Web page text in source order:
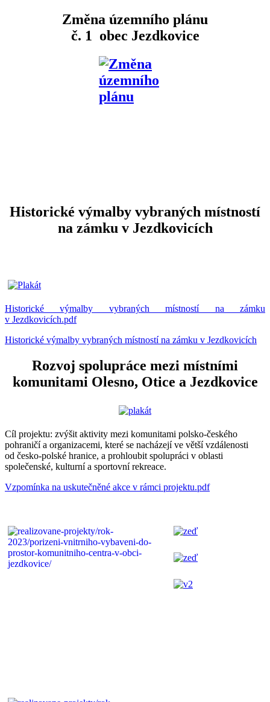
Změna územního plánu
č. 1 obec Jezdkovice
Historické výmalby vybraných místností
na zámku v Jezdkovicích
Historické výmalby vybraných místností na zámku
v Jezdkovicích.pdf
Historické výmalby vybraných místností na zámku v Jezdkovicích
Rozvoj spolupráce mezi místními
komunitami Olesno, Otice a Jezdkovice
Cíl projektu: zvýšit aktivity mezi komunitami polsko-českého
pohraničí a organizacemi, které se nacházejí ve větší vzdálenosti
od česko-polské hranice, a prohloubit spolupráci v oblasti
společenské, kulturní a sportovní rekreace.
Vzpomínka na uskutečněné akce v rámci projektu.pdf